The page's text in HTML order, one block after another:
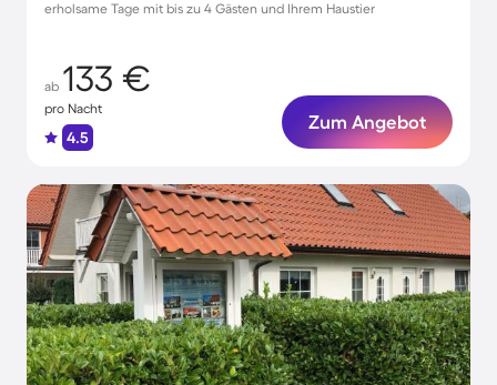
erholsame Tage mit bis zu 4 Gästen und Ihrem Haustier
ab 133 €
pro Nacht
4.5
Zum Angebot